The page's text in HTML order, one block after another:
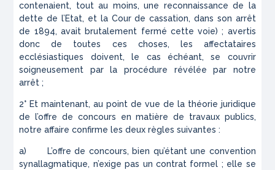
contenaient, tout au moins, une reconnaissance de la
dette de l’Etat, et la Cour de cassation, dans son arrêt
de 1894, avait brutalement fermé cette voie) ; avertis
donc de toutes ces choses, les affectataires
ecclésiastiques doivent, le cas échéant, se couvrir
soigneusement par la procédure révélée par notre
arrêt ;
2° Et maintenant, au point de vue de la théorie juridique
de l’offre de concours en matière de travaux publics,
notre affaire confirme les deux règles suivantes :
a) L’offre de concours, bien qu’étant une convention
synallagmatique, n’exige pas un contrat formel ; elle se